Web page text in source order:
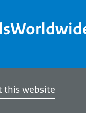
this website